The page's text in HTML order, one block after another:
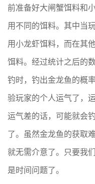
前准备好大闸蟹饵料和
用不同的饵料。其中当
用小龙虾饵料，而在其
饵料。经过统计之后的
钓时，钓出金龙鱼的概
验玩家的个人运气了，
运气差的话，可能就会
了。虽然金龙鱼的获取
就无需介意了。只要我
是时间问题了。